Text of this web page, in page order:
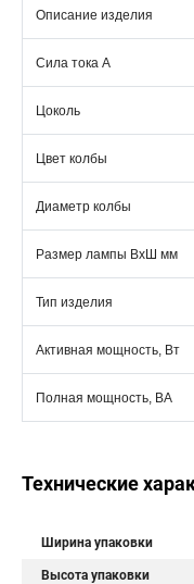
Описание изделия
Сила тока А
Цоколь
Цвет колбы
Диаметр колбы
Размер лампы ВхШ мм
Тип изделия
Активная мощность, Вт
Полная мощность, ВА
Технические
Ширина упаковки
Высота упаковки